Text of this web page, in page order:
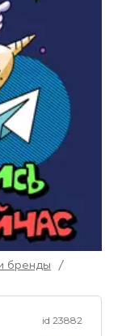
бренды
/
id 23882